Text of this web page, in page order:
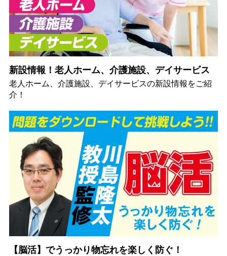
新設情報！老人ホーム、介護施設、デイサービス
老人ホーム、介護施設、デイサービスの新設情報をご紹
介！
【脳活】でうっかり物忘れを楽しく防ぐ！